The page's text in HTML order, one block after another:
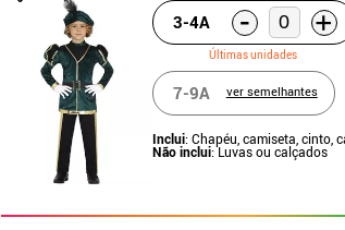
3-4A - +
Últimas unidades
7-9A ver semelhantes
Inclui: Chapéu, camiseta, cinto,
Não inclui: Luvas ou calçados